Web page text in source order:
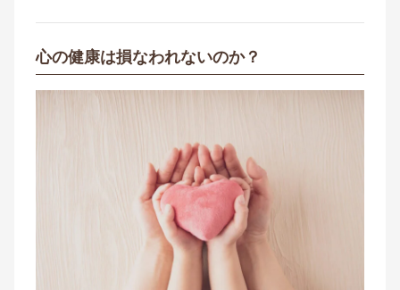
心の健康は損なわれないのか？